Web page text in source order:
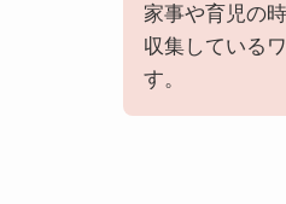
家事や育児の
収集している
す。